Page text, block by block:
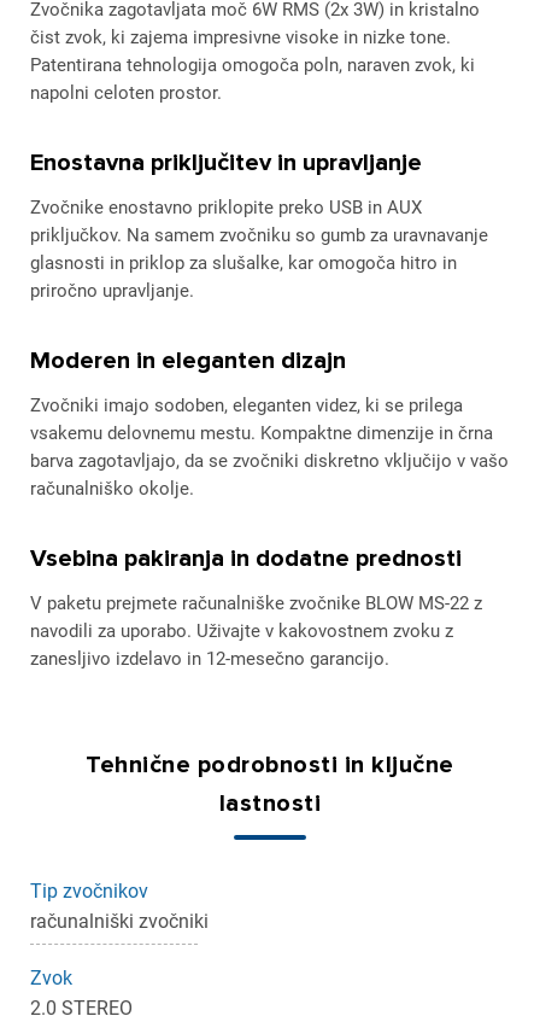
Zvočnika zagotavljata moč 6W RMS (2x 3W) in kristalno
čist zvok, ki zajema impresivne visoke in nizke tone.
Patentirana tehnologija omogoča poln, naraven zvok, ki
napolni celoten prostor.
Enostavna priključitev in upravljanje
Zvočnike enostavno priklopite preko USB in AUX
priključkov. Na samem zvočniku so gumb za uravnavanje
glasnosti in priklop za slušalke, kar omogoča hitro in
priročno upravljanje.
Moderen in eleganten dizajn
Zvočniki imajo sodoben, eleganten videz, ki se prilega
vsakemu delovnemu mestu. Kompaktne dimenzije in črna
barva zagotavljajo, da se zvočniki diskretno vključijo v vašo
računalniško okolje.
Vsebina pakiranja in dodatne prednosti
V paketu prejmete računalniške zvočnike BLOW MS-22 z
navodili za uporabo. Uživajte v kakovostnem zvoku z
zanesljivo izdelavo in 12-mesečno garancijo.
Tehnične podrobnosti in ključne
lastnosti
Tip zvočnikov
računalniški zvočniki
Zvok
2.0 STEREO